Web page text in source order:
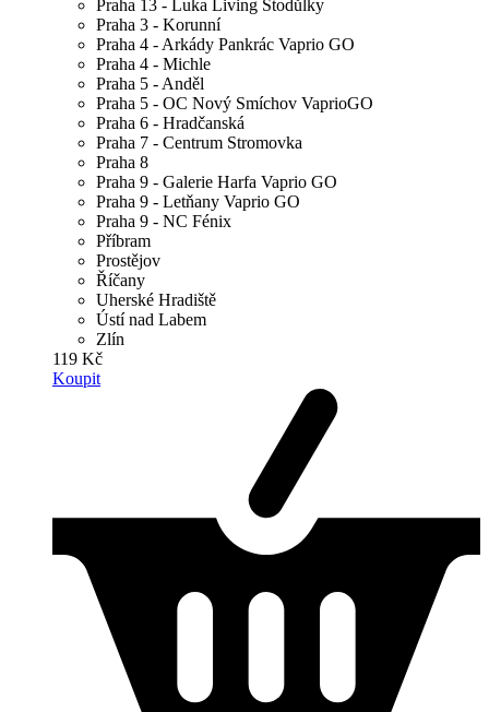
Praha 13 - Luka Living Stodůlky
Praha 3 - Korunní
Praha 4 - Arkády Pankrác Vaprio GO
Praha 4 - Michle
Praha 5 - Anděl
Praha 5 - OC Nový Smíchov VaprioGO
Praha 6 - Hradčanská
Praha 7 - Centrum Stromovka
Praha 8
Praha 9 - Galerie Harfa Vaprio GO
Praha 9 - Letňany Vaprio GO
Praha 9 - NC Fénix
Příbram
Prostějov
Říčany
Uherské Hradiště
Ústí nad Labem
Zlín
119 Kč
Koupit